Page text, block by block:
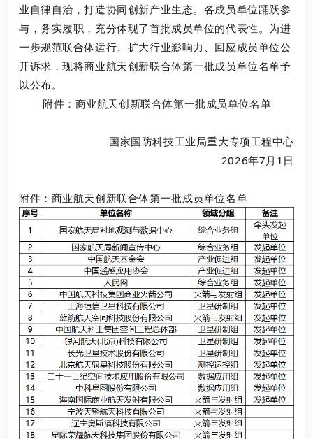
业自律自治，打造协同创新产业生态。各成员单位踊跃参
与，务实履职，充分体现了首批成员单位的代表性。为进
一步规范联合体运行、扩大行业影响力、回应成员单位公
开诉求，现将商业航天创新联合体第一批成员单位名单予
以公布。
附件：商业航天创新联合体第一批成员单位名单
国家国防科技工业局重大专项工程中心
2026年7月1日
附件：商业航天创新联合体第一批成员单位名单